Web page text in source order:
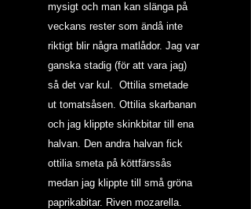
mysigt och man kan slänga på
veckans rester som ändå inte
riktigt blir några matlådor. Jag var
ganska stadig (för att vara jag)
så det var kul.  Ottilia smetade
ut tomatsåsen. Ottilia skarbanan
och jag klippte skinkbitar till ena
halvan. Den andra halvan fick
ottilia smeta på köttfärssås
medan jag klippte till små gröna
paprikabitar. Riven mozarella.